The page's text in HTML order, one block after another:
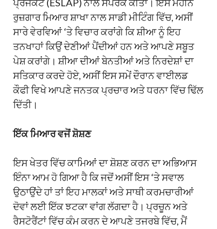
ਪ੍ਰੋਜੈਕਟ (ESLAP) ਨਾਲ ਸੰਪਰਕ ਕੀਤਾ। ਇਸ ਮਹੀਨੇ
ਰੁਜ਼ਗਾਰ ਮਿਆਰ ਸ਼ਾਖਾ ਨਾਲ ਸਾਡੀ ਮੀਟਿੰਗ ਵਿੱਚ, ਅਸੀਂ
ਸਾਰੇ ਵੇਰਵਿਆਂ ‘ਤੇ ਵਿਚਾਰ ਕਰਾਂਗੇ ਕਿ ਸ਼ੀਆ ਨੂੰ ਇਹ
ਤਨਖਾਹਾਂ ਕਿਉਂ ਦੇਣੀਆਂ ਪੈਂਦੀਆਂ ਹਨ ਅਤੇ ਆਪਣੇ ਸਬੂਤ
ਪੇਸ਼ ਕਰਾਂਗੇ। ਸ਼ੀਆ ਦੀਆਂ ਬੇਨਤੀਆਂ ਅਤੇ ਨਿਰਦੇਸ਼ਾਂ ਦਾ
ਸਤਿਕਾਰ ਕਰਦੇ ਹੋਏ, ਅਸੀਂ ਇਸ ਸਮੇਂ ਦੌਰਾਨ ਵਾਈਲਡ
ਕੌਫੀ ਵਿਖੇ ਆਪਣੇ ਜਨਤਕ ਪ੍ਰਚਾਰ ਅਤੇ ਧਰਨਾ ਵਿੱਚ ਢਿੱਲ
ਦਿੱਤੀ।
ਇੱਕ ਮਿਆਰ ਵਜੋਂ ਸ਼ੋਸ਼ਣ
ਇਸ ਖੇਤਰ ਵਿੱਚ ਕਾਮਿਆਂ ਦਾ ਸ਼ੋਸ਼ਣ ਕਰਨ ਦਾ ਅਭਿਆਸ
ਇੰਨਾ ਆਮ ਹੋ ਗਿਆ ਹੈ ਕਿ ਜਦੋਂ ਅਸੀਂ ਇਸ ‘ਤੇ ਸਵਾਲ
ਉਠਾਉਂਦੇ ਹਾਂ ਤਾਂ ਇਹ ਮਾਲਕਾਂ ਅਤੇ ਸਾਥੀ ਕਰਮਚਾਰੀਆਂ
ਦੋਵਾਂ ਲਈ ਇੱਕ ਝਟਕਾ ਵਾਂਗ ਲੱਗਦਾ ਹੈ। ਪ੍ਰਚੂਨ ਅਤੇ
ਰੈਸਟੋਰੈਂਟਾਂ ਵਿੱਚ ਕੰਮ ਕਰਨ ਦੇ ਆਪਣੇ ਤਜਰਬੇ ਵਿੱਚ, ਮੈਂ